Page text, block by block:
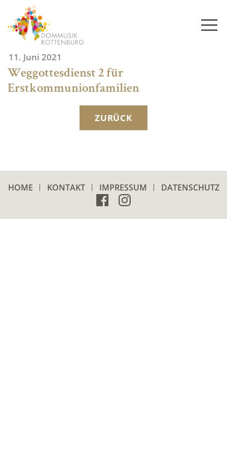
content
11. Juni 2021
Weggottesdienst 2 für
Erstkommunionfamilien
ZURÜCK
HOME KONTAKT IMPRESSUM DATENSCHUTZ